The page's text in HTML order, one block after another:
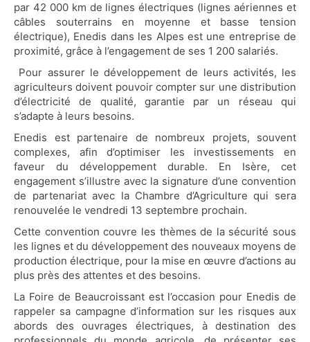
Actualités
Info & Accès
Contact
par 42 000 km de lignes électriques (lignes aériennes et
câbles souterrains en moyenne et basse tension
électrique), Enedis dans les Alpes est une entreprise de
proximité, grâce à l’engagement de ses 1 200 salariés.
Pour assurer le développement de leurs activités, les
agriculteurs doivent pouvoir compter sur une distribution
d’électricité de qualité, garantie par un réseau qui
s’adapte à leurs besoins.
Enedis est partenaire de nombreux projets, souvent
complexes, afin d’optimiser les investissements en
faveur du développement durable. En Isère, cet
engagement s’illustre avec la signature d’une convention
de partenariat avec la Chambre d’Agriculture qui sera
renouvelée le vendredi 13 septembre prochain.
Cette convention couvre les thèmes de la sécurité sous
les lignes et du développement des nouveaux moyens de
production électrique, pour la mise en œuvre d’actions au
plus près des attentes et des besoins.
La Foire de Beaucroissant est l’occasion pour Enedis de
rappeler sa campagne d’information sur les risques aux
abords des ouvrages électriques, à destination des